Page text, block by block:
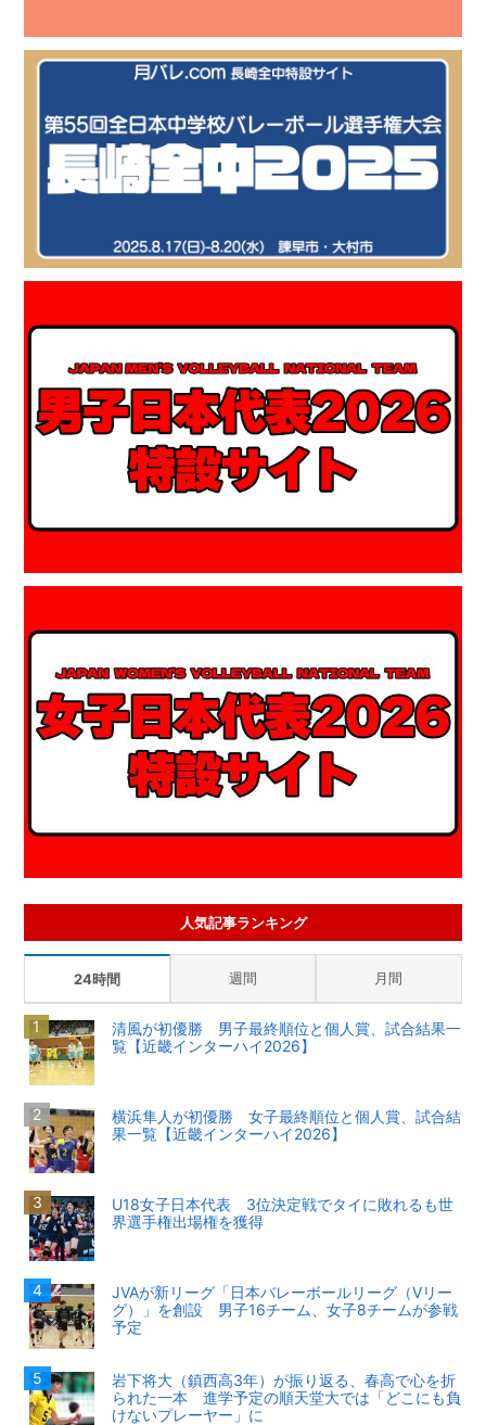
人気記事ランキング
24時間 週間 月間
清風が初優勝 男子最終順位と個人賞、試合結果一
覧【近畿インターハイ2026】
横浜隼人が初優勝 女子最終順位と個人賞、試合結
果一覧【近畿インターハイ2026】
U18女子日本代表 3位決定戦でタイに敗れるも世
界選手権出場権を獲得
JVAが新リーグ「日本バレーボールリーグ（Vリー
グ）」を創設 男子16チーム、女子8チームが参戦
予定
岩下将大（鎮西高3年）が振り返る、春高で心を折
られた一本 進学予定の順天堂大では「どこにも負
けないプレーヤー」に